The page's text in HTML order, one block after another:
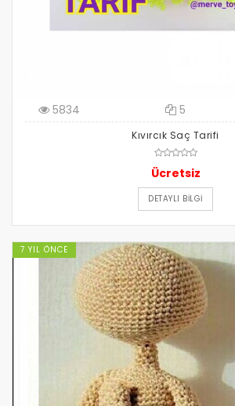
5834 5
Kıvırcık Saç Tarifi
Ücretsiz
DETAYLI BILGI
7 YIL ÖNCE